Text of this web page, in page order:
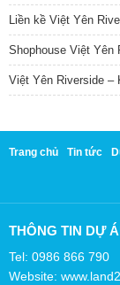
Liền kề Việt Yên
Shophouse Việt
Việt Yên Riverside –
Trang chủ Tin tức
THÔNG TIN DỰ
Tel: 0986 866 790
Website: